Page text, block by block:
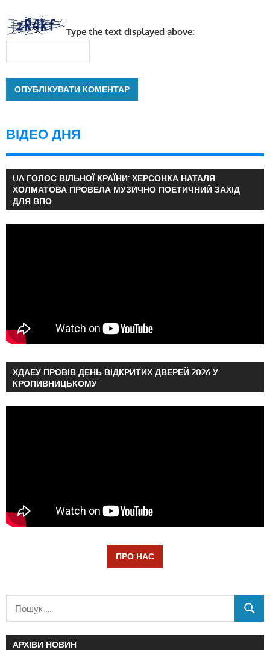
Type the text displayed above:
ВІДЕО ДНЯ
UA ГОЛОС ВІЛЬНОЇ КРАЇНИ: ХЕРСОНКА НАТАЛЯ
ХОЛМАТОВА ПРОВЕЛА МУЗИЧНО ПОЕТИЧНИЙ ЗАХІД
ДЛЯ ВПО
ХДАЕУ ПРОВІВ ДЕНЬ ВІДКРИТИХ ДВЕРЕЙ 2026 У
КРОПИВНИЦЬКОМУ
ПРО НАС
АРХІВИ НОВИН